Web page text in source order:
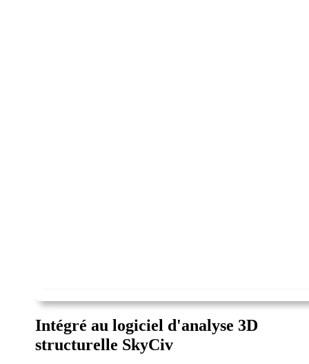
Intégré au logiciel d'analyse 3D
structurelle SkyCiv